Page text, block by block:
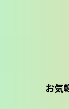
お気